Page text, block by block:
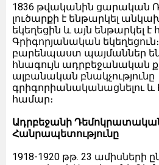
1836 թվականին ցարական
լուծարքի է ենթարկել
եկեղեցին և այն ենթարկել
Գրիգորյանական
բարենպաստ պայմաններ են
հնագույն ադրբեջանական
ալբանական բնակչությունը
գրիգորիանականացնելու և
համար։
Ադրբեջանի
Հանրապետությունը
1918-1920 թթ. 23 ամիսների